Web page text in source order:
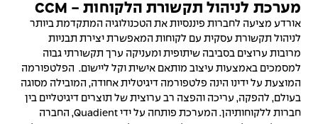
מערכת לניהול תקשורת הלקוחות - CCM
אורדע מציעה לחברות פיננסיות את הטכנולוגיה המתקדמת ביותר
לניהול תקשורת עסקית עם לקוחות המאפשרת יצירת תבניות
מרובות ערוצים בסביבה שיתופית ומעניקה ערך תקשורתי גבוה
למסמכים באמצעות עיצוב מותאם אישית וקל ליישום. הפלטפורמה
המוצעת על ידינו הינה פלטפורמה דיגיטלית אחודה, המובילה מסוגה
בעולם, להפקה, עריכה והפצה רב ערוצית של תוצרים דיגיטליים בין
חברות ללקוחותיהן. המערכת פותחה על ידי Quadient, החברה